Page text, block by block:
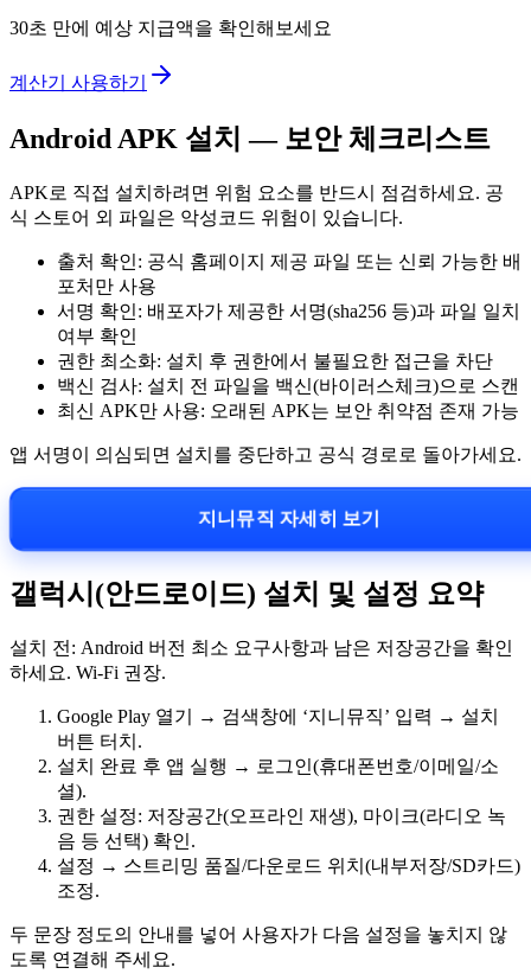
30초 만에 예상 지급액을 확인해보세요
계산기 사용하기
Android APK 설치 — 보안 체크리스트
APK로 직접 설치하려면 위험 요소를 반드시 점검하세요. 공
식 스토어 외 파일은 악성코드 위험이 있습니다.
출처 확인: 공식 홈페이지 제공 파일 또는 신뢰 가능한 배
포처만 사용
서명 확인: 배포자가 제공한 서명(sha256 등)과 파일 일치
여부 확인
권한 최소화: 설치 후 권한에서 불필요한 접근을 차단
백신 검사: 설치 전 파일을 백신(바이러스체크)으로 스캔
최신 APK만 사용: 오래된 APK는 보안 취약점 존재 가능
앱 서명이 의심되면 설치를 중단하고 공식 경로로 돌아가세요.
지니뮤직 자세히 보기
갤럭시(안드로이드) 설치 및 설정 요약
설치 전: Android 버전 최소 요구사항과 남은 저장공간을 확인
하세요. Wi‑Fi 권장.
Google Play 열기 → 검색창에 ‘지니뮤직’ 입력 → 설치
버튼 터치.
설치 완료 후 앱 실행 → 로그인(휴대폰번호/이메일/소
셜).
권한 설정: 저장공간(오프라인 재생), 마이크(라디오 녹
음 등 선택) 확인.
설정 → 스트리밍 품질/다운로드 위치(내부저장/SD카드)
조정.
두 문장 정도의 안내를 넣어 사용자가 다음 설정을 놓치지 않
도록 연결해 주세요.